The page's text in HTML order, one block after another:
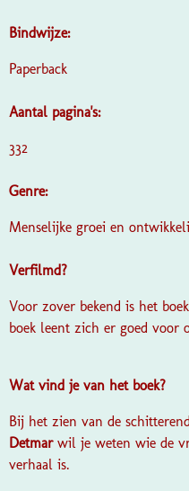
Bindwijze:
Paperback
Aantal pagina's:
332
Genre:
Menselijke groei en
Verfilmd?
Voor zover bekend is het
boek leent zich er goed voor
Wat vind je van het boek?
Bij het zien van de
Detmar wil je weten wie de
verhaal is.